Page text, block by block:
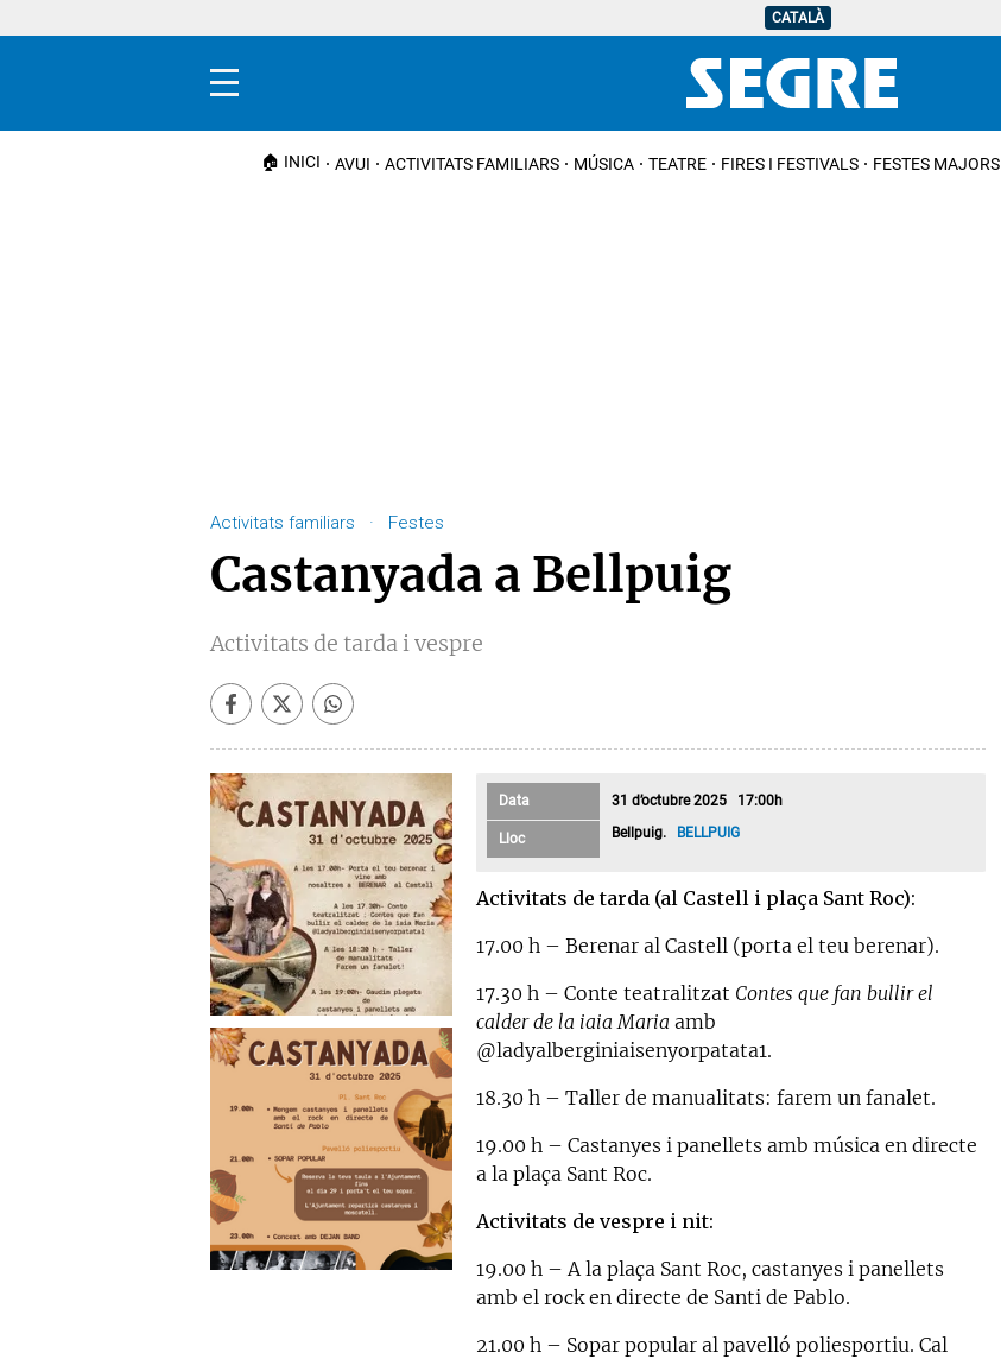
CATALÀ
Menú
🏠 INICI AVUI ACTIVITATS FAMILIARS MÚSICA TEATRE FIRES I FESTIVALS FESTES MAJORS
Activitats familiars · Festes
Castanyada a Bellpuig
Activitats de tarda i vespre
Data 31 d’octubre 2025 17:00h
Lloc Bellpuig. BELLPUIG
Activitats de tarda (al Castell i plaça Sant Roc):
17.00 h – Berenar al Castell (porta el teu berenar).
17.30 h – Conte teatralitzat Contes que fan bullir el
calder de la iaia Maria amb
@ladyalberginiaisenyorpatata1.
18.30 h – Taller de manualitats: farem un fanalet.
19.00 h – Castanyes i panellets amb música en directe
a la plaça Sant Roc.
Activitats de vespre i nit:
19.00 h – A la plaça Sant Roc, castanyes i panellets
amb el rock en directe de Santi de Pablo.
21.00 h – Sopar popular al pavelló poliesportiu. Cal